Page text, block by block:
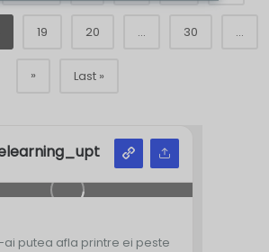
19 20 ... 30 ...
» Last »
ai putea afla printre ei peste